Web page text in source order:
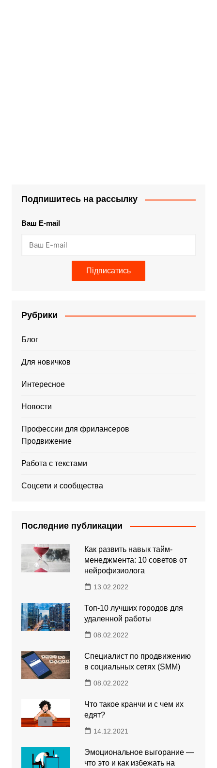
Подпишитесь на рассылку
Ваш E-mail
Підписатись
Рубрики
Блог
Для новичков
Интересное
Новости
Профессии для фрилансеров
Продвижение
Работа с текстами
Соцсети и сообщества
Последние публикации
Как развить навык тайм-
менеджмента: 10 советов от
нейрофизиолога
13.02.2022
Топ-10 лучших городов для
удаленной работы
08.02.2022
Специалист по продвижению
в социальных сетях (SMM)
08.02.2022
Что такое кранчи и с чем их
едят?
14.12.2021
Эмоциональное выгорание —
что это и как избежать на